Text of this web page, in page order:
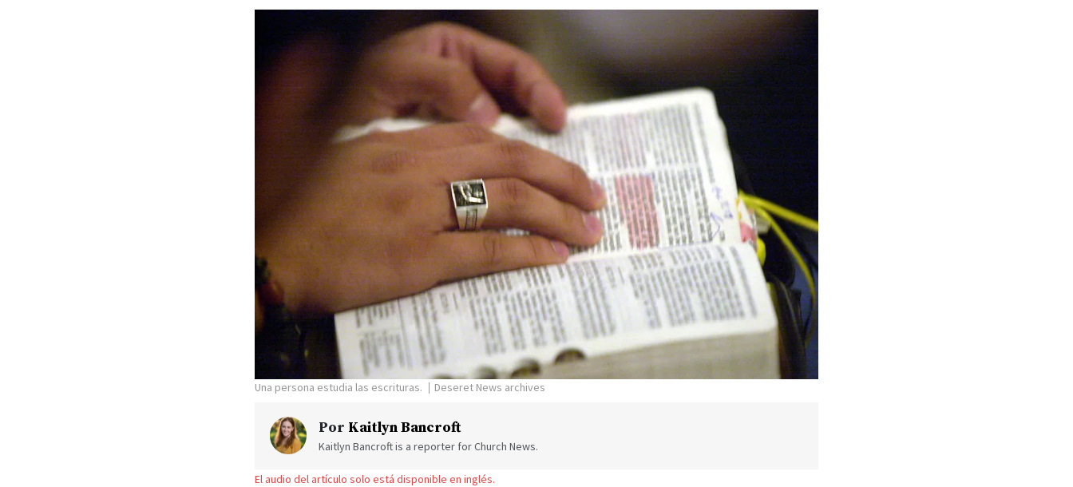
Una persona estudia las escrituras. Deseret News archives
Por Kaitlyn Bancroft
Kaitlyn Bancroft is a reporter for Church News.
El audio del artículo solo está disponible en inglés.